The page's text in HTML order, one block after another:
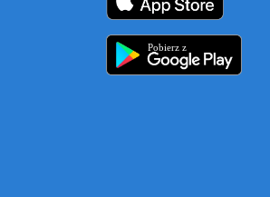
Pobierz z